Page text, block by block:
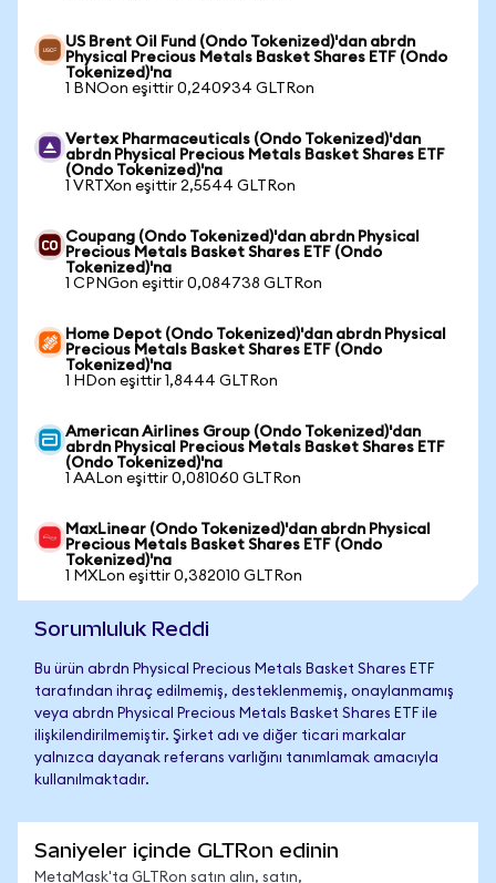
US Brent Oil Fund (Ondo Tokenized)'dan abrdn
Physical Precious Metals Basket Shares ETF (Ondo
Tokenized)'na
1 BNOon eşittir 0,240934 GLTRon
Vertex Pharmaceuticals (Ondo Tokenized)'dan
abrdn Physical Precious Metals Basket Shares ETF
(Ondo Tokenized)'na
1 VRTXon eşittir 2,5544 GLTRon
Coupang (Ondo Tokenized)'dan abrdn Physical
Precious Metals Basket Shares ETF (Ondo
Tokenized)'na
1 CPNGon eşittir 0,084738 GLTRon
Home Depot (Ondo Tokenized)'dan abrdn Physical
Precious Metals Basket Shares ETF (Ondo
Tokenized)'na
1 HDon eşittir 1,8444 GLTRon
American Airlines Group (Ondo Tokenized)'dan
abrdn Physical Precious Metals Basket Shares ETF
(Ondo Tokenized)'na
1 AALon eşittir 0,081060 GLTRon
MaxLinear (Ondo Tokenized)'dan abrdn Physical
Precious Metals Basket Shares ETF (Ondo
Tokenized)'na
1 MXLon eşittir 0,382010 GLTRon
Sorumluluk Reddi
Bu ürün abrdn Physical Precious Metals Basket Shares ETF
tarafından ihraç edilmemiş, desteklenmemiş, onaylanmamış
veya abrdn Physical Precious Metals Basket Shares ETF ile
ilişkilendirilmemiştir. Şirket adı ve diğer ticari markalar
yalnızca dayanak referans varlığını tanımlamak amacıyla
kullanılmaktadır.
Saniyeler içinde GLTRon edinin
MetaMask'ta GLTRon satın alın, satın,